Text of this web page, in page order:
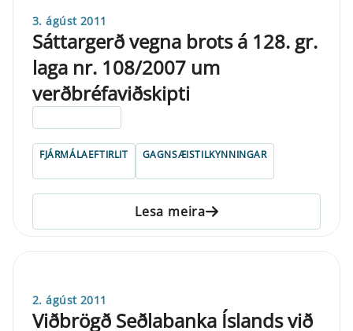
3. ágúst 2011
Sáttargerð vegna brots á 128. gr.
laga nr. 108/2007 um
verðbréfaviðskipti
FJÁRMÁLAEFTIRLIT GAGNSÆISTILKYNNINGAR
Lesa meira
2. ágúst 2011
Viðbrögð Seðlabanka Íslands við